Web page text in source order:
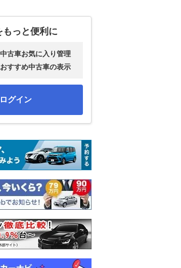
もっと便利に
中古車お気に入り管理
おすすめ中古車の表示
ログイン